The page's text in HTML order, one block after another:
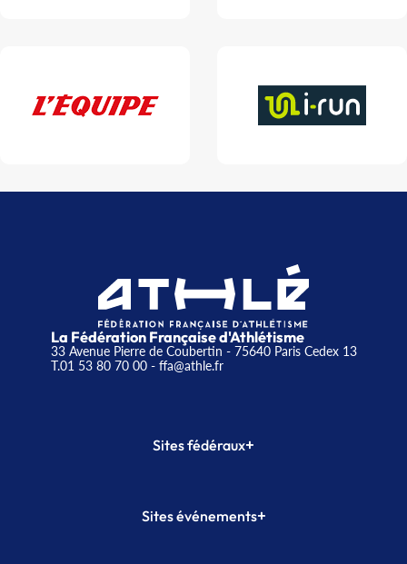
La Fédération Française d'Athlétisme
33 Avenue Pierre de Coubertin - 75640 Paris Cedex 13
T.01 53 80 70 00- ffa@athle.fr
Sites fédéraux+
Plateforme Formation
Sites événements+